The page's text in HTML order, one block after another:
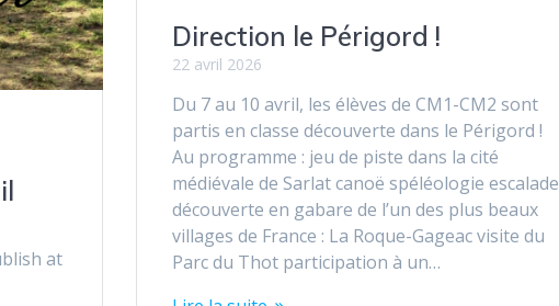
at
Direction le Périgord !
22 avril 2026
Du 7 au 10 avril, les élèves de CM1-CM2 sont
partis en classe découverte dans le Périgord !
Au programme : jeu de piste dans la cité
médiévale de Sarlat canoë spéléologie escalade
découverte en gabare de l’un des plus beaux
villages de France : La Roque-Gageac visite du
Parc du Thot participation à un…